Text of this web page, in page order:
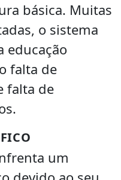
básica. Muitas
o sistema
educação
falta de
falta de
um